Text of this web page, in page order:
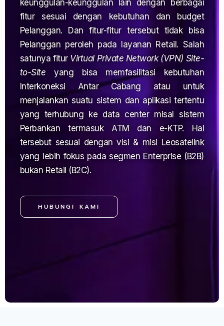
keunggulan-keunggulan lain dengan berbagai
fitur sesuai dengan kebutuhan dan budget
Pelanggan. Dan fitur-fitur tersebut tidak bisa
Pelanggan peroleh pada layanan Retail. Salah
satunya fitur Virtual Private Network (VPN) Site-
to-Site yang bisa memfasilitasi kebutuhan
Interkoneksi Antar Cabang atau untuk
menjalankan suatu sistem dan aplikasi tertentu
yang terhubung ke data center misal sistem
Perbankan termasuk ATM dan e-KTP. Hal
tersebut sesuai dengan visi & misi Leosatelink
yang lebih fokus pada segmen Enterprise (B2B)
bukan Retail (B2C).
HUBUNGI KAMI